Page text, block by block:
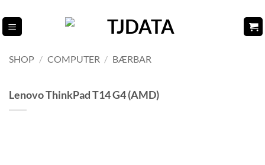
til
indhold
SHOP / COMPUTER / BÆRBAR
Lenovo ThinkPad T14 G4 (AMD)